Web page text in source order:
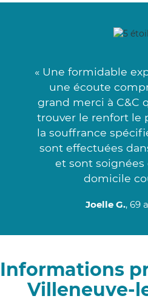
« Une formidable
une écoute
grand merci à C&C
trouver le renfort le
la souffrance
sont effectuées
et sont soignées
domicile
Joelle G., 69
Informations
Villeneuve-